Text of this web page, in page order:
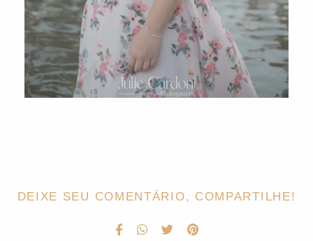
DEIXE SEU COMENTÁRIO, COMPARTILHE!